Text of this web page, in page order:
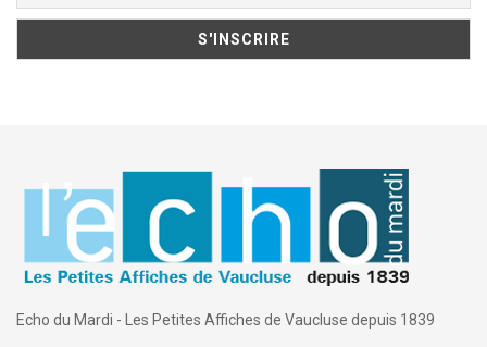
Echo du Mardi - Les Petites Affiches de Vaucluse depuis 1839